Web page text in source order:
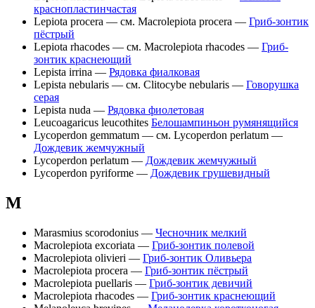
краснопластинчастая
Lepiota procera — см. Macrolepiota procera — Гриб-зонтик
пёстрый
Lepiota rhacodes — см. Macrolepiota rhacodes — Гриб-
зонтик краснеющий
Lepista irrina — Рядовка фиалковая
Lepista nebularis — см. Clitocybe nebularis — Говорушка
серая
Lepista nuda — Рядовка фиолетовая
Leucoagaricus leucothites Белошампиньон румянящийся
Lycoperdon gemmatum — см. Lycoperdon perlatum —
Дождевик жемчужный
Lycoperdon perlatum — Дождевик жемчужный
Lycoperdon pyriforme — Дождевик грушевидный
M
Marasmius scorodonius — Чесночник мелкий
Macrolepiota excoriata — Гриб-зонтик полевой
Macrolepiota olivieri — Гриб-зонтик Оливьера
Macrolepiota procera — Гриб-зонтик пёстрый
Macrolepiota puellaris — Гриб-зонтик девичий
Macrolepiota rhacodes — Гриб-зонтик краснеющий